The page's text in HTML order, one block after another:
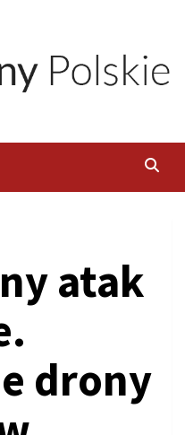
atak
drony